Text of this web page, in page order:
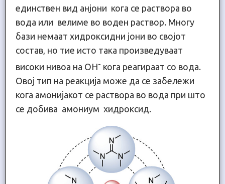
единствен вид анјони кога се раствора во
вода или велиме во воден раствор. Многу
бази немаат хидроксидни јони во својот
состав, но тие исто така произведуваат
високи нивоа на OH- кога реагираат со вода.
Овој тип на реакција може да се забележи
кога амонијакот се раствора во вода при што
се добива амониум хидроксид.